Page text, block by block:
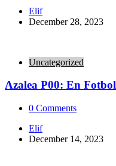
Posted
by
Elif
December 28, 2023
Uncategorized
Azalea P00: En
0 Comments
Posted
by
Elif
December 14, 2023